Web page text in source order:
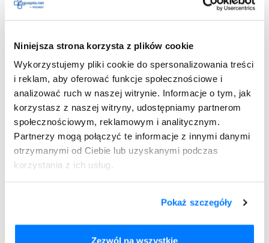
Niniejsza strona korzysta z plików cookie
Wykorzystujemy pliki cookie do spersonalizowania treści
i reklam, aby oferować funkcje społecznościowe i
analizować ruch w naszej witrynie. Informacje o tym, jak
korzystasz z naszej witryny, udostępniamy partnerom
społecznościowym, reklamowym i analitycznym.
Partnerzy mogą połączyć te informacje z innymi danymi
otrzymanymi od Ciebie lub uzyskanymi podczas
korzystania z ich usług.
Pokaż szczegóły
Zezwól na wszystkie
4Flex PureGel,
, Opokan
ilość żelu wmasować w bolesne miejsce. Nie należy
stosować leku u dzieci poniżej 3 roku życia.
Dolgit, Ibuprom Effect żel, Nurofen Mięśnie i Stawy
(substancja czynna: ibuprofen) — 2-5 g żelu należy
wcierać w skórę 3-4 razy dziennie, zachowując
minimum 4 godziny przerwy. Nie należy stosować u
dzieci poniżej 14 roku życia.
Difortan, Etodal, Traumon, Traumuscol (substancja
czynna:etofenamat ) — należy nałożyć na skórę pasek
żelu długości 2,5-5 cm i delikatnie wmasować. Stosować